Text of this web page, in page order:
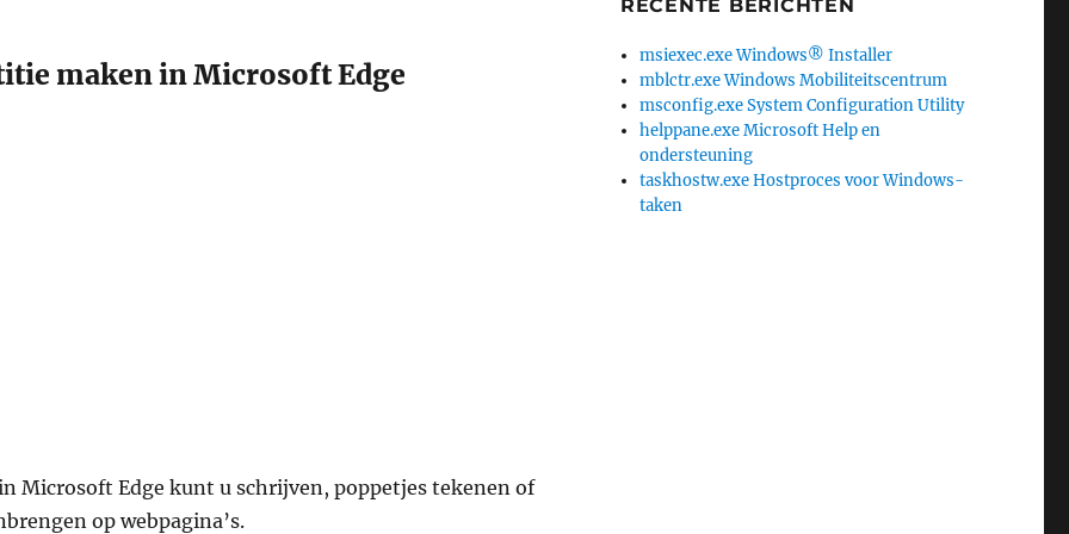
maken in Microsoft Edge
Microsoft Edge kunt u schrijven, poppetjes tekenen of
op webpagina’s.
RECENTE BERICHTEN
msiexec.exe Windows® Installer
mblctr.exe Windows Mobiliteitscentrum
msconfig.exe System Configuration Utility
helppane.exe Microsoft Help en
ondersteuning
taskhostw.exe Hostproces voor Windows-
taken